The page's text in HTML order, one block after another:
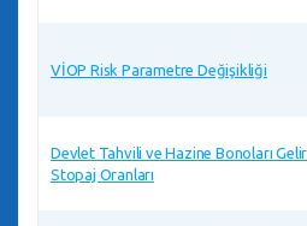
VİOP Risk Parametre Değişikliği
Devlet Tahvili ve Hazine Bonoları
Stopaj Oranları